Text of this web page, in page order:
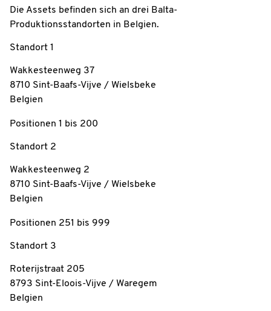
Die Assets befinden sich an drei Balta-
Produktionsstandorten in Belgien.
Standort 1
Wakkesteenweg 37
8710 Sint-Baafs-Vijve / Wielsbeke
Belgien
Positionen 1 bis 200
Standort 2
Wakkesteenweg 2
8710 Sint-Baafs-Vijve / Wielsbeke
Belgien
Positionen 251 bis 999
Standort 3
Roterijstraat 205
8793 Sint-Eloois-Vijve / Waregem
Belgien